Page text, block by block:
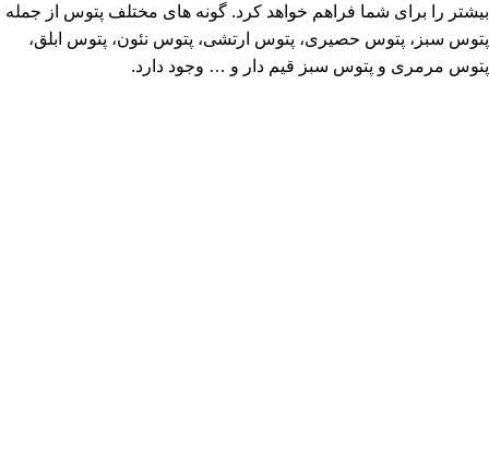
بیشتر را برای شما فراهم خواهد کرد. گونه های مختلف پتوس از جمله
پتوس سبز، پتوس حصیری، پتوس ارتشی، پتوس نئون، پتوس ابلق،
پتوس مرمری و پتوس سبز قیم دار و … وجود دارد.